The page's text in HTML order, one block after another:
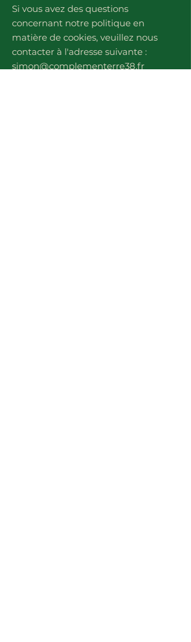
Si vous avez des questions
concernant notre politique en
matière de cookies, veuillez nous
contacter à l'adresse suivante :
simon@complementerre38.fr